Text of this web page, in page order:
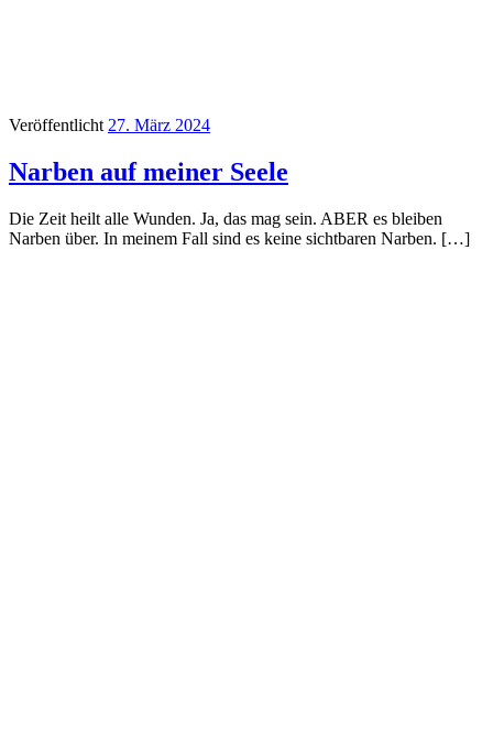
Veröffentlicht 27. März 2024
Narben auf meiner Seele
Die Zeit heilt alle Wunden. Ja, das mag sein. ABER es bleiben
Narben über. In meinem Fall sind es keine sichtbaren Narben. […]